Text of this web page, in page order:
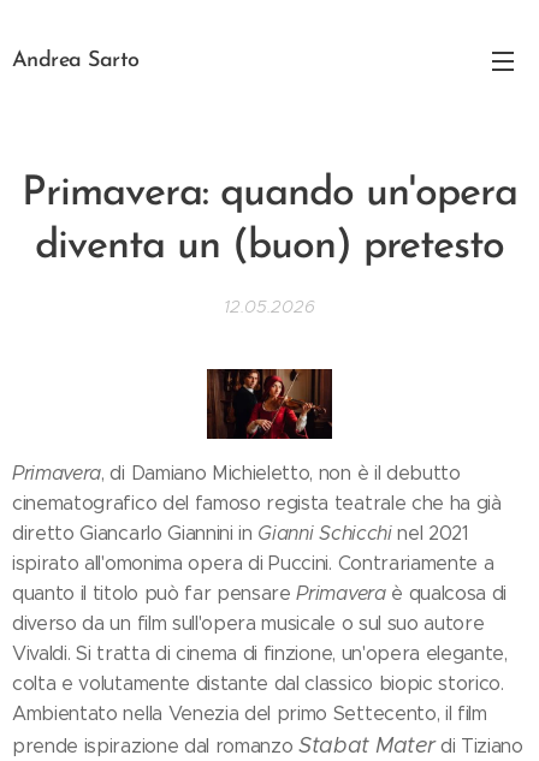
Andrea Sarto
Primavera: quando un'opera
diventa un (buon) pretesto
12.05.2026
Primavera, di Damiano Michieletto, non è il debutto
cinematografico del famoso regista teatrale che ha già
diretto Giancarlo Giannini in Gianni Schicchinel 2021
ispirato all'omonima opera di Puccini. Contrariamente a
quanto il titolo può far pensarePrimavera è qualcosa di
diverso da un film sull'opera musicale o sul suo autore
Vivaldi. Si tratta di cinema di finzione, un'opera elegante,
colta e volutamente distante dal classico biopic storico.
Ambientato nella Venezia del primo Settecento, il film
prende ispirazione dal romanzoStabat Materdi Tiziano